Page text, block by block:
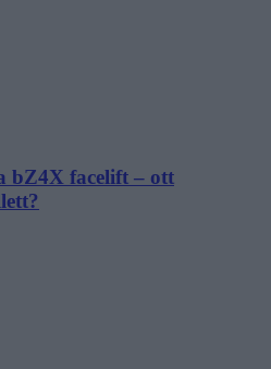
bZ4X facelift – ott